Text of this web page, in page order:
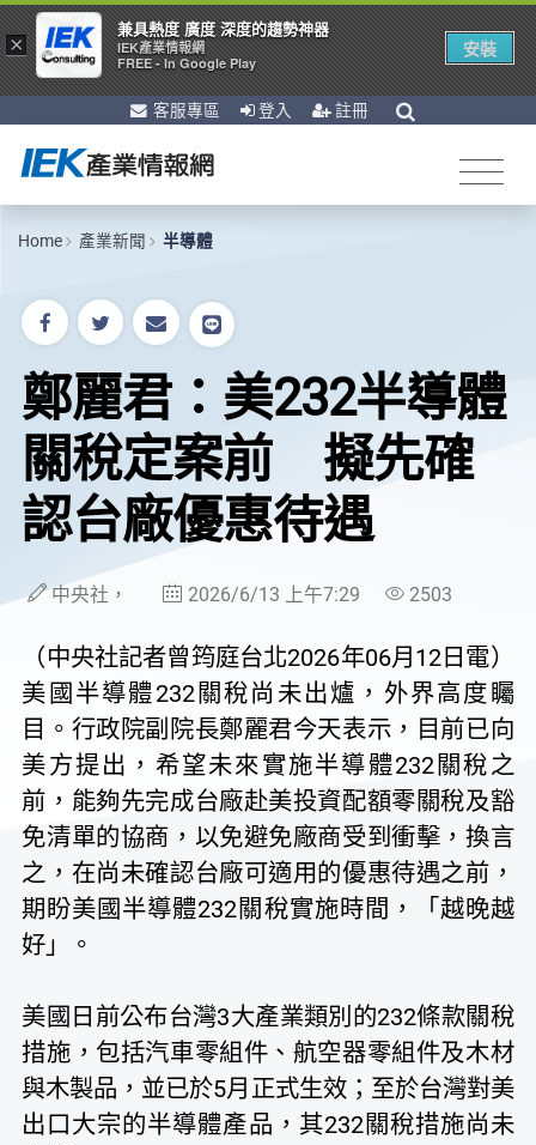
客服專區 登入 註冊
Home 產業新聞 半導體
鄭麗君：美232半導體
關稅定案前 擬先確
認台廠優惠待遇
中央社， 2026/6/13 上午7:29 2503
（中央社記者曾筠庭台北2026年06月12日電）
美國半導體232關稅尚未出爐，外界高度矚
目。行政院副院長鄭麗君今天表示，目前已向
美方提出，希望未來實施半導體232關稅之
前，能夠先完成台廠赴美投資配額零關稅及豁
免清單的協商，以免避免廠商受到衝擊，換言
之，在尚未確認台廠可適用的優惠待遇之前，
期盼美國半導體232關稅實施時間，「越晚越
好」。
美國日前公布台灣3大產業類別的232條款關稅
措施，包括汽車零組件、航空器零組件及木材
與木製品，並已於5月正式生效；至於台灣對美
出口大宗的半導體產品，其232關稅措施尚未
×
兼具熱度 廣度 深度的趨勢神器
IEK產業情報網
FREE - In Google Play
安裝